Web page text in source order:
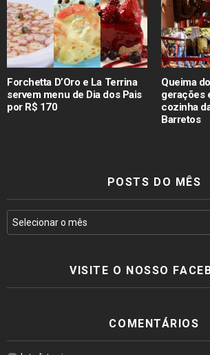
Forchetta D’Oro e La Terrina
servem menu de Dia dos Pais
por R$ 170
Queima
gerações
cozinha
Barretos
POSTS DO MÊS
VISITE O NOSSO
COMENTÁRIOS